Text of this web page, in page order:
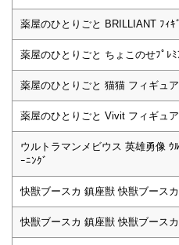
薬屋のひとりごと BRILLIANT ﾌｨｷ
薬屋のひとりごと ちょこのせﾌﾟﾚ
薬屋のひとりごと 猫猫 フィギュ
薬屋のひとりごと Vivit フィギュア
ウルトラマンメビウス 英雄勇像 ｳ
ｰﾆﾝｸﾞ
快獣ブースカ 鎮座獣 快獣ブース
快獣ブースカ 鎮座獣 快獣ブース